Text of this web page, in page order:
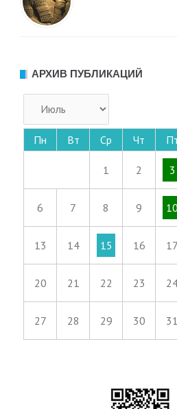
АРХИВ ПУБЛИКАЦИЙ
Пн Вт Ср Чт
1 2 3
6 7 8 9 10
13 14 15 16 17
20 21 22 23
27 28 29 30 31